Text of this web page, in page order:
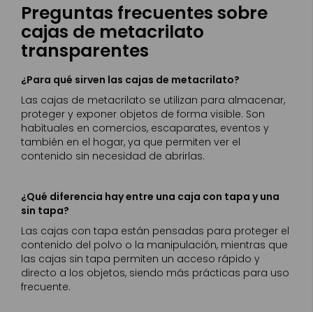
Preguntas frecuentes sobre
cajas de metacrilato
transparentes
¿Para qué sirven las cajas de metacrilato?
Las cajas de metacrilato se utilizan para almacenar,
proteger y exponer objetos de forma visible. Son
habituales en comercios, escaparates, eventos y
también en el hogar, ya que permiten ver el
contenido sin necesidad de abrirlas.
¿Qué diferencia hay entre una caja con tapa y una
sin tapa?
Las cajas con tapa están pensadas para proteger el
contenido del polvo o la manipulación, mientras que
las cajas sin tapa permiten un acceso rápido y
directo a los objetos, siendo más prácticas para uso
frecuente.